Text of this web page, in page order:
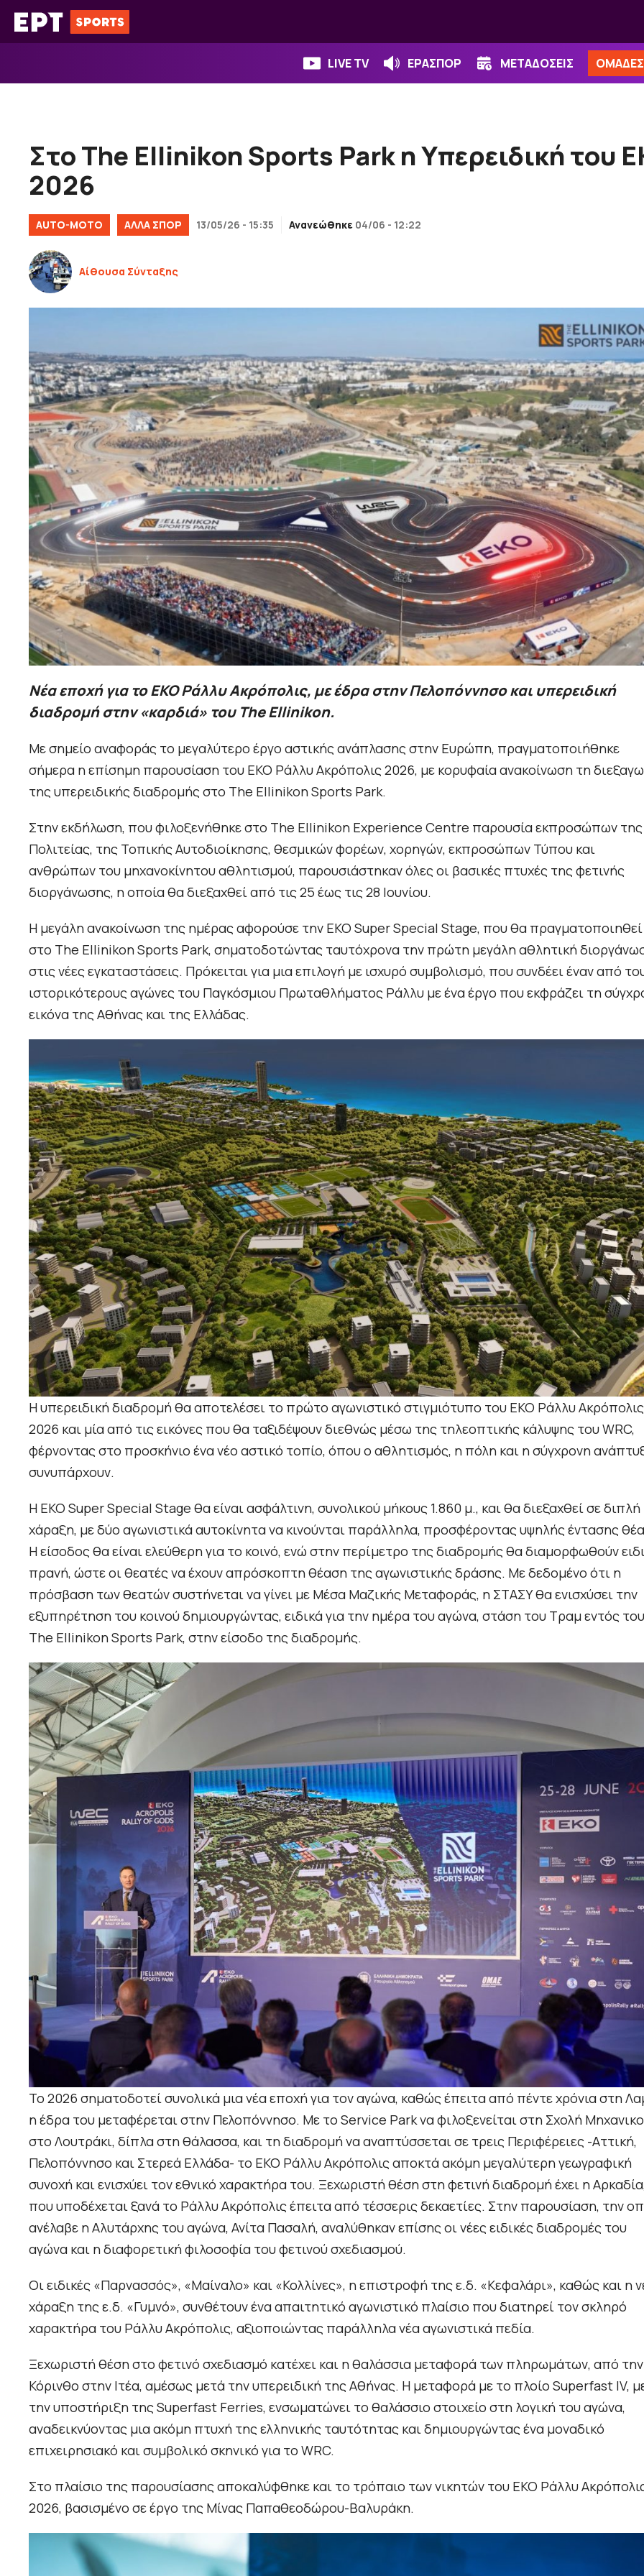
Μετάβαση
σε
LIVE TV ΕΡΑΣΠΟΡ ΜΕΤΑΔΟΣΕΙΣ ΟΜΑΔΕΣ
Στο The Ellinikon Sports Park η Υπερειδική του
2026
AUTO-MOTO ΑΛΛΑ ΣΠΟΡ 13/05/26 - 15:35 Ανανεώθηκε 04/06 - 12:22
Αίθουσα Σύνταξης
Νέα εποχή για το EKO Ράλλυ Ακρόπολις, με έδρα στην Πελοπόννησο και υπερειδική
διαδρομή στην «καρδιά» του The Ellinikon.
Με σημείο αναφοράς το μεγαλύτερο έργο αστικής ανάπλασης στην Ευρώπη, πραγματοποιήθηκε
σήμερα η επίσημη παρουσίαση του ΕΚΟ Ράλλυ Ακρόπολις 2026, με κορυφαία ανακοίνωση τη
της υπερειδικής διαδρομής στο The Ellinikon Sports Park.
Στην εκδήλωση, που φιλοξενήθηκε στο The Ellinikon Experience Centre παρουσία εκπροσώπων της
Πολιτείας, της Τοπικής Αυτοδιοίκησης, θεσμικών φορέων, χορηγών, εκπροσώπων Τύπου και
ανθρώπων του μηχανοκίνητου αθλητισμού, παρουσιάστηκαν όλες οι βασικές πτυχές της φετινής
διοργάνωσης, η οποία θα διεξαχθεί από τις 25 έως τις 28 Ιουνίου.
Η μεγάλη ανακοίνωση της ημέρας αφορούσε την EKO Super Special Stage, που θα πραγματοποιηθεί
στο The Ellinikon Sports Park, σηματοδοτώντας ταυτόχρονα την πρώτη μεγάλη αθλητική
στις νέες εγκαταστάσεις. Πρόκειται για μια επιλογή με ισχυρό συμβολισμό, που συνδέει έναν από
ιστορικότερους αγώνες του Παγκόσμιου Πρωταθλήματος Ράλλυ με ένα έργο που εκφράζει τη
εικόνα της Αθήνας και της Ελλάδας.
Η υπερειδική διαδρομή θα αποτελέσει το πρώτο αγωνιστικό στιγμιότυπο του ΕΚΟ Ράλλυ Ακρόπολις
2026 και μία από τις εικόνες που θα ταξιδέψουν διεθνώς μέσω της τηλεοπτικής κάλυψης του WRC,
φέρνοντας στο προσκήνιο ένα νέο αστικό τοπίο, όπου ο αθλητισμός, η πόλη και η σύγχρονη
συνυπάρχουν.
Η EKO Super Special Stage θα είναι ασφάλτινη, συνολικού μήκους 1.860 μ., και θα διεξαχθεί σε διπλή
χάραξη, με δύο αγωνιστικά αυτοκίνητα να κινούνται παράλληλα, προσφέροντας υψηλής έντασης
Η είσοδος θα είναι ελεύθερη για το κοινό, ενώ στην περίμετρο της διαδρομής θα διαμορφωθούν
πρανή, ώστε οι θεατές να έχουν απρόσκοπτη θέαση της αγωνιστικής δράσης. Με δεδομένο ότι η
πρόσβαση των θεατών συστήνεται να γίνει με Μέσα Μαζικής Μεταφοράς, η ΣΤΑΣΥ θα ενισχύσει την
εξυπηρέτηση του κοινού δημιουργώντας, ειδικά για την ημέρα του αγώνα, στάση του Τραμ εντός του
The Ellinikon Sports Park, στην είσοδο της διαδρομής.
Το 2026 σηματοδοτεί συνολικά μια νέα εποχή για τον αγώνα, καθώς έπειτα από πέντε χρόνια στη
η έδρα του μεταφέρεται στην Πελοπόννησο. Με το Service Park να φιλοξενείται στη Σχολή
στο Λουτράκι, δίπλα στη θάλασσα, και τη διαδρομή να αναπτύσσεται σε τρεις Περιφέρειες -Αττική,
Πελοπόννησο και Στερεά Ελλάδα- το ΕΚΟ Ράλλυ Ακρόπολις αποκτά ακόμη μεγαλύτερη γεωγραφική
συνοχή και ενισχύει τον εθνικό χαρακτήρα του. Ξεχωριστή θέση στη φετινή διαδρομή έχει η
που υποδέχεται ξανά το Ράλλυ Ακρόπολις έπειτα από τέσσερις δεκαετίες. Στην παρουσίαση, την
ανέλαβε η Αλυτάρχης του αγώνα, Ανίτα Πασαλή, αναλύθηκαν επίσης οι νέες ειδικές διαδρομές του
αγώνα και η διαφορετική φιλοσοφία του φετινού σχεδιασμού.
Οι ειδικές «Παρνασσός», «Μαίναλο» και «Κολλίνες», η επιστροφή της ε.δ. «Κεφαλάρι», καθώς και η
χάραξη της ε.δ. «Γυμνό», συνθέτουν ένα απαιτητικό αγωνιστικό πλαίσιο που διατηρεί τον σκληρό
χαρακτήρα του Ράλλυ Ακρόπολις, αξιοποιώντας παράλληλα νέα αγωνιστικά πεδία.
Ξεχωριστή θέση στο φετινό σχεδιασμό κατέχει και η θαλάσσια μεταφορά των πληρωμάτων, από την
Κόρινθο στην Ιτέα, αμέσως μετά την υπερειδική της Αθήνας. Η μεταφορά με το πλοίο Superfast IV,
την υποστήριξη της Superfast Ferries, ενσωματώνει το θαλάσσιο στοιχείο στη λογική του αγώνα,
αναδεικνύοντας μια ακόμη πτυχή της ελληνικής ταυτότητας και δημιουργώντας ένα μοναδικό
επιχειρησιακό και συμβολικό σκηνικό για το WRC.
Στο πλαίσιο της παρουσίασης αποκαλύφθηκε και το τρόπαιο των νικητών του ΕΚΟ Ράλλυ
2026, βασισμένο σε έργο της Μίνας Παπαθεοδώρου-Βαλυράκη.